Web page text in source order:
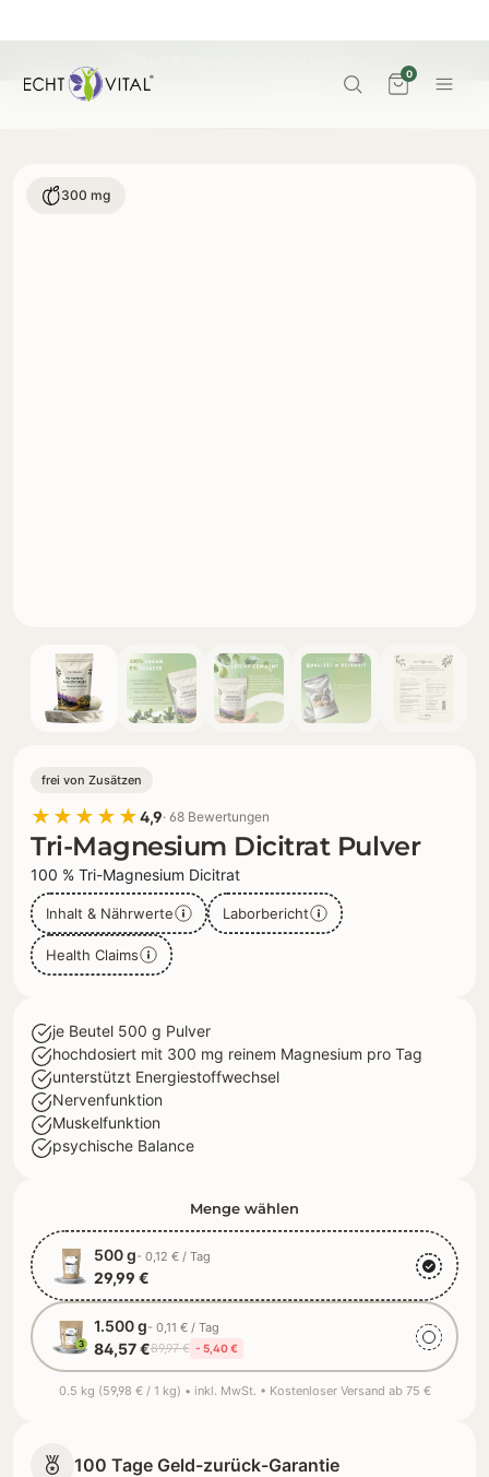
0
300 mg
frei von Zusätzen
★★★★★4,9· 68 Bewertungen
Tri-Magnesium Dicitrat Pulver
100 % Tri-Magnesium Dicitrat
Inhalt & Nährwerte Laborbericht
Health Claims
je Beutel 500 g Pulver
hochdosiert mit 300 mg reinem Magnesium pro Tag
unterstützt Energiestoffwechsel
Nervenfunktion
Muskelfunktion
psychische Balance
Menge wählen
500 g- 0,12 € / Tag
29,99 €
1.500 g- 0,11 € / Tag
84,57 €89,97 € - 5,40 €
0.5 kg (59,98 € / 1 kg) • inkl. MwSt. • Kostenloser Versand ab 75 €
100 Tage Geld-zurück-Garantie